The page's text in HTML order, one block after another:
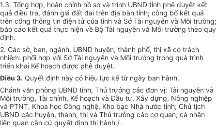
1.3. Tổng hợp, hoàn chỉnh hồ sơ và trình UBND tỉnh phê duyệt kết
quả điều tra, đánh giá đất đai trên địa bàn tỉnh; công bố kết quả
trên cổng thông tin điện tử của tỉnh và Sở Tài nguyên và Môi trường;
báo cáo kết quả thực hiện về Bộ Tài nguyên và Môi trường theo quy
định.
2. Các sở, ban, ngành, UBND huyện, thành phố, thị xã có trách
nhiệm: phối hợp với Sở Tài nguyên và Môi trường trong quá trình
triển khai Kế hoạch được phê duyệt.
Điều 3. Quyết định này có hiệu lực kể từ ngày ban hành.
Chánh văn phòng UBND tỉnh, Thủ trưởng các đơn vị: Tài nguyên và
Môi trường, Tài chính, Kế hoạch và Đầu tư, Xây dựng, Nông nghiệp
và PTNT, Khoa học Công nghệ, Kho bạc Nhà nước tỉnh; Chủ tịch
UBND các huyện, thành, thị và Thủ trưởng các cơ quan, cá nhân
liên quan căn cứ quyết định thi hành./.